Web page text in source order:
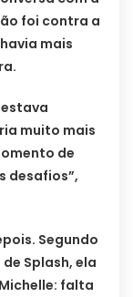
foi contra a
mais
muito mais
de
desafios”,
Segundo
Splash, ela
falta